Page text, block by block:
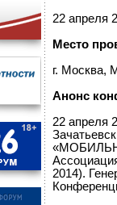
22 апреля
Место
г. Москва,
Анонс
22 апреля
2014).